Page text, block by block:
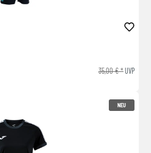
35,00 € *UVP
NEU